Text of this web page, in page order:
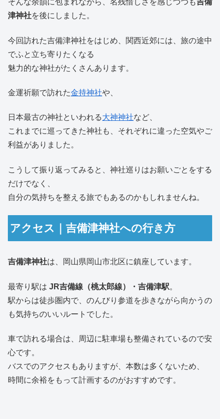
そんな余韻に包まれながら、名残惜しさを感じつつも吉備
津神社を後にしました。
今回訪れた吉備津神社をはじめ、関西近郊には、旅の途中
でふと立ち寄りたくなる
魅力的な神社がたくさんあります。
金運祈願で訪れた金持神社や、
日本最古の神社といわれる大神神社など、
これまでに巡ってきた神社も、それぞれに違った空気やご
利益がありました。
こうして振り返ってみると、神社巡りはお願いごとをする
だけでなく、
自分の気持ちを整える旅でもあるのかもしれませんね。
アクセス｜吉備津神社への行き方
吉備津神社は、岡山県岡山市北区に鎮座しています。
最寄り駅は JR吉備線（桃太郎線）・吉備津駅。
駅からは徒歩圏内で、のんびり参道を歩きながら向かうの
も気持ちのいいルートでした。
車で訪れる場合は、周辺に駐車場も整備されているので安
心です。
バスでのアクセスもありますが、本数は多くないため、
時間に余裕をもって計画するのがおすすめです。